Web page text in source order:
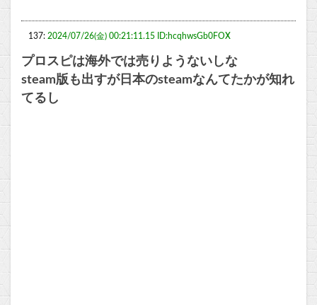
137: 2024/07/26(金) 00:21:11.15 ID:hcqhwsGb0FOX
プロスピは海外では売りようないしな
steam版も出すが日本のsteamなんてたかが知れ
てるし